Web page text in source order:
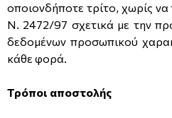
οποιονδήποτε τρίτο, χωρίς να
Ν. 2472/97 σχετικά με την
δεδομένων προσωπικού
κάθε φορά.
Τρόποι αποστολής